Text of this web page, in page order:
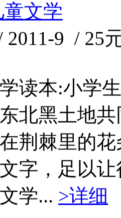
童文学
9 / 25
学读本:小学
北黑土地
荆棘里的
字，足以
学... >详细